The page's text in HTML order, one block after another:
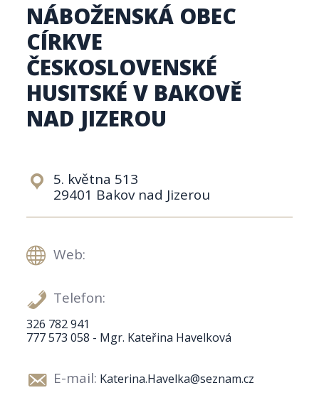
NÁBOŽENSKÁ OBEC
CÍRKVE
ČESKOSLOVENSKÉ
HUSITSKÉ V BAKOVĚ
NAD JIZEROU
5. května 513
29401 Bakov nad Jizerou
Web:
Telefon:
326 782 941
777 573 058 - Mgr. Kateřina Havelková
E-mail: Katerina.Havelka@seznam.cz